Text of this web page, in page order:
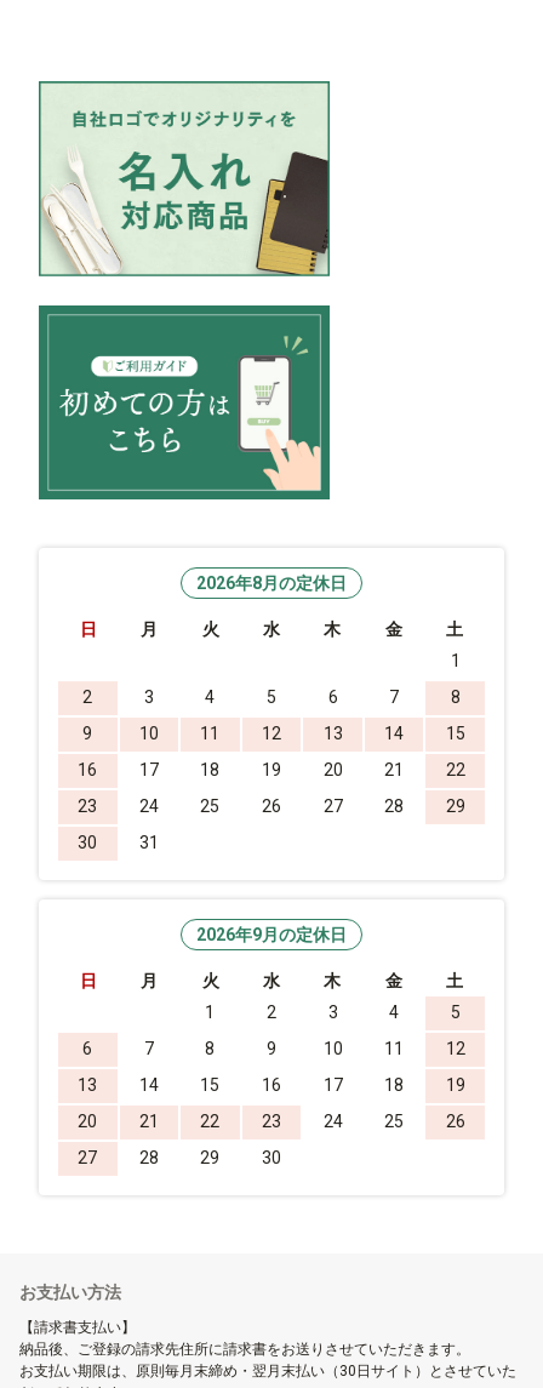
or
2026年8月の定休日
日 月 火 水 木 金
土
1
2
3 4 5 6 7
8
9
10 11 12 13 14
15
16
17 18 19 20 21
22
23
24 25 26 27 28
29
30
31
2026年9月の定休日
日 月 火 水 木 金
土
1
2 3 4
5
6
7 8 9 10 11
12
13
14 15 16 17 18
19
20
21 22 23 24 25
26
27
28 29 30
お支払い方法
【請求書支払い】
納品後、ご登録の請求先住所に請求書をお送りさせていただきます。
お支払い期限は、原則毎月末締め・翌月末払い（30日サイト）とさせていた